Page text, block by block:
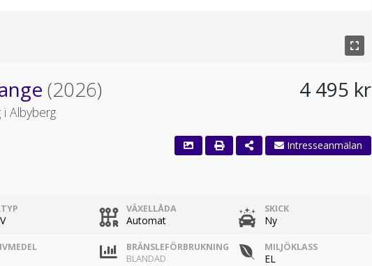
(2026)
i Albyberg
4 495 kr
Intresseanmälan
VÄXELLÅDA
Automat
SKICK
Ny
BRÄNSLEFÖRBRUKNING
BLANDAD
MILJÖKLASS
EL